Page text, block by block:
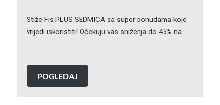
Stiže Fis PLUS SEDMICA sa super ponudama koje
vrijedi iskoristiti! Očekuju vas sniženja do 45% na…
POGLEDAJ